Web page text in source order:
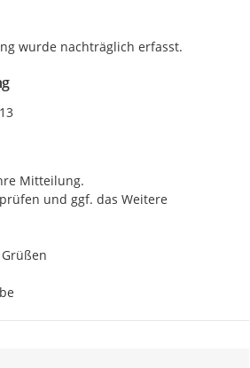
wurde nachträglich erfasst.
Mitteilung.
und ggf. das Weitere